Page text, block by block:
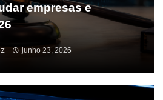
empresas e
junho 23, 2026